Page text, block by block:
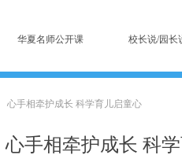
华夏名师公开课 校长说/园长
心手相牵护成长 科
心手相牵护成长 科学育儿启童心